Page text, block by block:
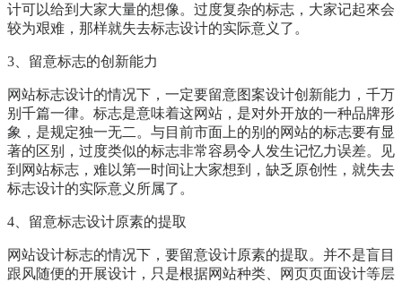
计可以给到大家大量的想像。过度复杂的标志，大家记起來会
较为艰难，那样就失去标志设计的实际意义了。
3、留意标志的创新能力
网站标志设计的情况下，一定要留意图案设计创新能力，千万
别千篇一律。标志是意味着这网站，是对外开放的一种品牌形
象，是规定独一无二。与目前市面上的别的网站的标志要有显
著的区别，过度类似的标志非常容易令人发生记忆力误差。见
到网站标志，难以第一时间让大家想到，缺乏原创性，就失去
标志设计的实际意义所属了。
4、留意标志设计原素的提取
网站设计标志的情况下，要留意设计原素的提取。并不是盲目
跟风随便的开展设计，只是根据网站种类、网页页面设计等层